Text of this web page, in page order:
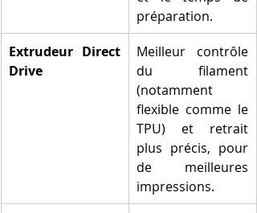
préparation.
Extrudeur Direct
Drive
Meilleur contrôle
du filament
(notamment
flexible comme le
TPU) et retrait
plus précis, pour
de meilleures
impressions.